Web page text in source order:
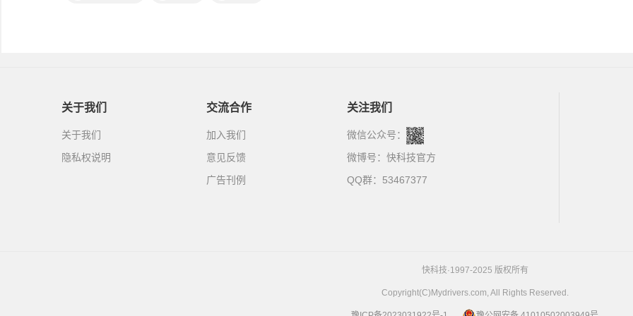
关于我们
关于我们
隐私权说明
交流合作
加入我们
意见反馈
广告刊例
关注我们
微信公众号：
微博号： 快科技官方
QQ群：53467377
快科技·1997-2025 版权所有
Copyright(C)Mydrivers.com, All Rights Reserved.